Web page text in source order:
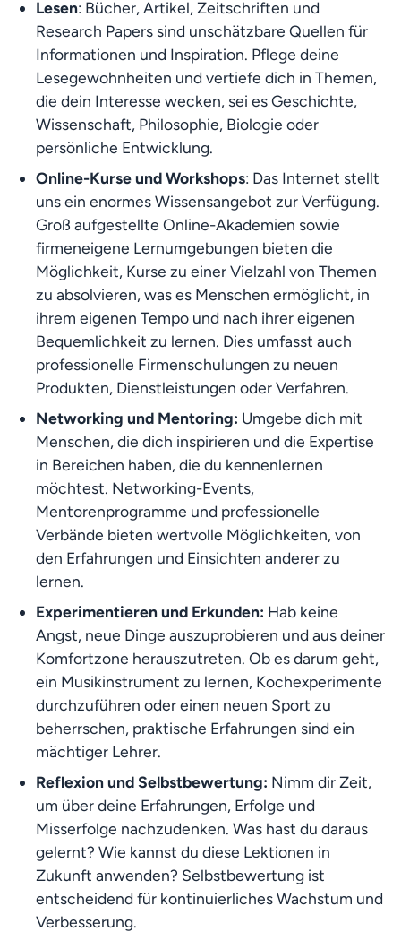
Lesen: Bücher, Artikel, Zeitschriften und
Research Papers sind unschätzbare Quellen für
Informationen und Inspiration. Pflege deine
Lesegewohnheiten und vertiefe dich in Themen,
die dein Interesse wecken, sei es Geschichte,
Wissenschaft, Philosophie, Biologie oder
persönliche Entwicklung.
Online-Kurse und Workshops: Das Internet stellt
uns ein enormes Wissensangebot zur Verfügung.
Groß aufgestellte Online-Akademien sowie
firmeneigene Lernumgebungen bieten die
Möglichkeit, Kurse zu einer Vielzahl von Themen
zu absolvieren, was es Menschen ermöglicht, in
ihrem eigenen Tempo und nach ihrer eigenen
Bequemlichkeit zu lernen. Dies umfasst auch
professionelle Firmenschulungen zu neuen
Produkten, Dienstleistungen oder Verfahren.
Networking und Mentoring: Umgebe dich mit
Menschen, die dich inspirieren und die Expertise
in Bereichen haben, die du kennenlernen
möchtest. Networking-Events,
Mentorenprogramme und professionelle
Verbände bieten wertvolle Möglichkeiten, von
den Erfahrungen und Einsichten anderer zu
lernen.
Experimentieren und Erkunden: Hab keine
Angst, neue Dinge auszuprobieren und aus deiner
Komfortzone herauszutreten. Ob es darum geht,
ein Musikinstrument zu lernen, Kochexperimente
durchzuführen oder einen neuen Sport zu
beherrschen, praktische Erfahrungen sind ein
mächtiger Lehrer.
Reflexion und Selbstbewertung: Nimm dir Zeit,
um über deine Erfahrungen, Erfolge und
Misserfolge nachzudenken. Was hast du daraus
gelernt? Wie kannst du diese Lektionen in
Zukunft anwenden? Selbstbewertung ist
entscheidend für kontinuierliches Wachstum und
Verbesserung.